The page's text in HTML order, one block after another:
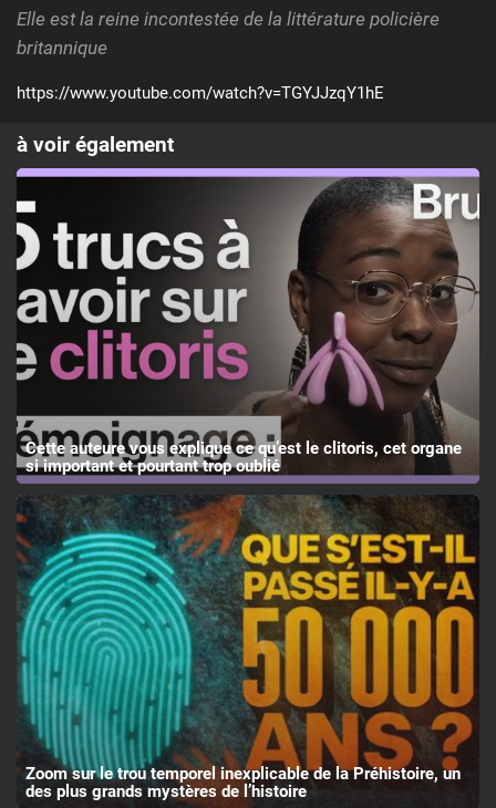
Elle est la reine incontestée de la littérature policière
britannique
https://www.youtube.com/watch?v=TGYJJzqY1hE
à voir également
Cette auteure vous explique ce qu’est le clitoris, cet organe
si important et pourtant trop oublié
Zoom sur le trou temporel inexplicable de la Préhistoire, un
des plus grands mystères de l’histoire